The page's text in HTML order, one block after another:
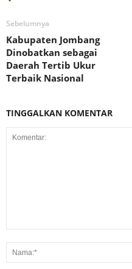
Sebelumnya
Kabupaten Jombang
Dinobatkan sebagai
Daerah Tertib Ukur
Terbaik Nasional
TINGGALKAN KOMENTAR